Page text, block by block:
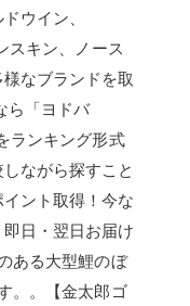
ウイン、
スキン、ノース
なブランドを取
ら「ヨドバ
ランキング形式
ながら探すこと
ント取得！今な
日・翌日お届け
ある大型鯉のぼ
。。【金太郎ゴ